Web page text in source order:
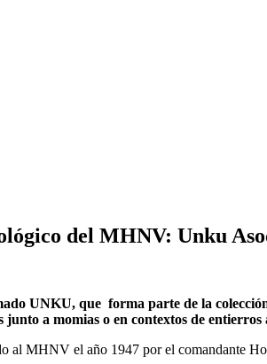
del MHNV: Unku
UNKU, que forma parte de la
a momias o en contextos de entierros
al MHNV el año 1947 por el comandante